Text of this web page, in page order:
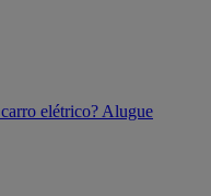
elétrico? Alugue